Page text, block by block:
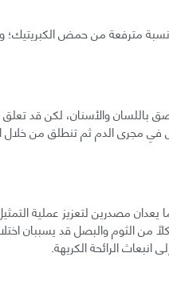
نسبة مترفعة من حمض
باللسان والأسنان، لكن قد تعلق
في مجرى الدم ثم تنطلق من خلال
مصدرين لتعزيز عملية التمثيل
من الثوم والبصل قد يسببان
الرائحة الكريهة.